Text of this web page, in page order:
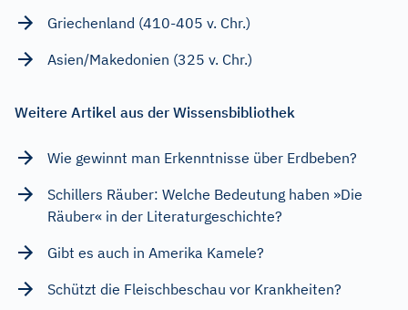
Griechenland (410-405 v. Chr.)
Asien/Makedonien (325 v. Chr.)
Weitere Artikel aus der Wissensbibliothek
Wie gewinnt man Erkenntnisse über Erdbeben?
Schillers Räuber: Welche Bedeutung haben »Die
Räuber« in der Literaturgeschichte?
Gibt es auch in Amerika Kamele?
Schützt die Fleischbeschau vor Krankheiten?